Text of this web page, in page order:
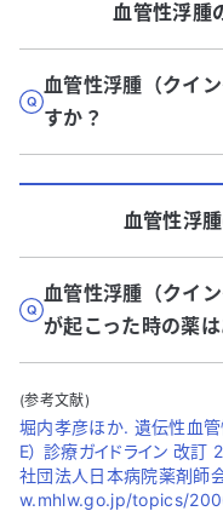
血管性浮腫
血管性浮腫（クイ
すか？
血管性浮腫
血管性浮腫（クイ
が起こった時の薬
(参考文献)
堀内孝彦ほか. 遺伝性⾎
E） 診療ガイドライン 改
社団法人日本病院薬剤師
w.mhlw.go.jp/topics/